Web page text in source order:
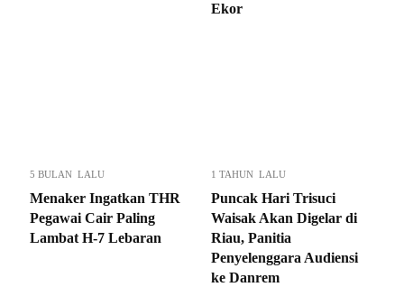
Ekor
5 BULAN LALU
Menaker Ingatkan THR
Pegawai Cair Paling
Lambat H-7 Lebaran
1 TAHUN LALU
Puncak Hari Trisuci
Waisak Akan Digelar di
Riau, Panitia
Penyelenggara Audiensi
ke Danrem